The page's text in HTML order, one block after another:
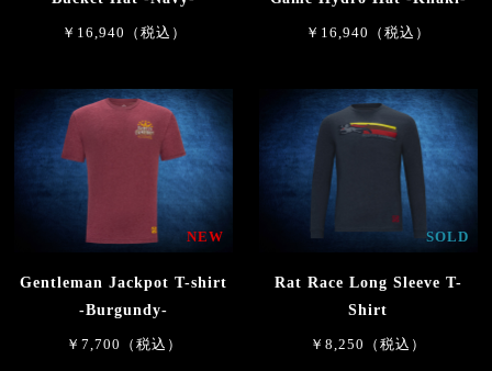
￥16,940（税込） ￥16,940（税込）
NEW
Gentleman Jackpot T-shirt
-Burgundy-
￥7,700（税込）
SOLD
Rat Race Long Sleeve T-
Shirt
￥8,250（税込）